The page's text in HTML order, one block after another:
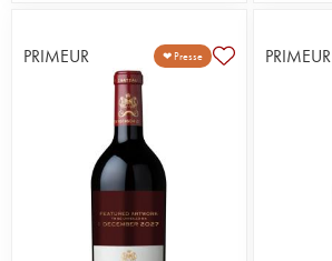
PRIMEUR ❤ Presse PRIMEUR